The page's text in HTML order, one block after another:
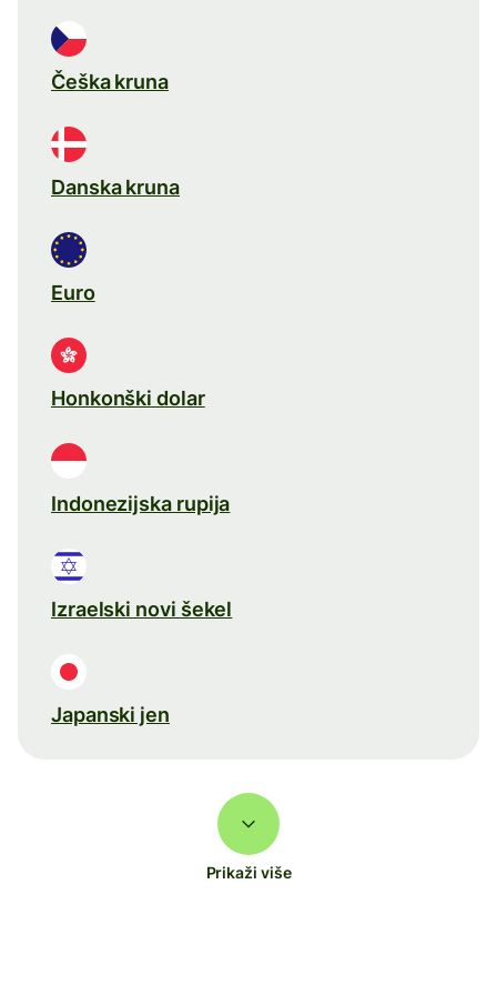
Češka kruna
Danska kruna
Euro
Honkonški dolar
Indonezijska rupija
Izraelski novi šekel
Japanski jen
Prikaži više